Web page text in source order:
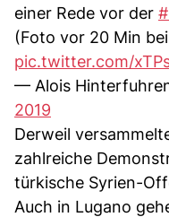
einer Rede vor der
(Foto vor 20 Min
pic.twitter.com/
— Alois
2019
Derweil
zahlreiche
türkische Syrien-
Auch in Lugano